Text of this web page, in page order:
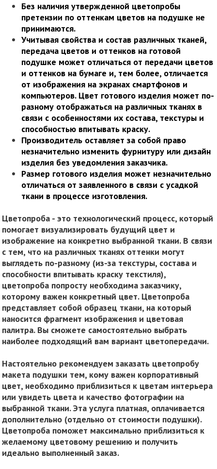
Без наличия утвержденной цветопробы
претензии по оттенкам цветов на подушке не
принимаются.
Учитывая свойства и состав различных тканей,
передача цветов и оттенков на готовой
подушке может отличаться от передачи цветов
и оттенков на бумаге и, тем более, отличается
от изображения на экранах смартфонов и
компьютеров. Цвет готового изделия может по-
разному отображаться на различных тканях в
связи с особенностями их состава, текстуры и
способностью впитывать краску.
Производитель оставляет за собой право
незначительно изменить фурнитуру или дизайн
изделия без уведомления заказчика.
Размер готового изделия может незначительно
отличаться от заявленного в связи с усадкой
ткани в процессе изготовления.
Цветопроба - это технологический процесс, который
помогает визуализировать будущий цвет и
изображение на конкретно выбранной ткани. В связи
с тем, что на различных тканях оттенки могут
выглядеть по-разному (из-за текстуры, состава и
способности впитывать краску текстиля),
цветопроба попросту необходима заказчику,
которому важен конкретный цвет. Цветопроба
представляет собой образец ткани, на который
наносится фрагмент изображения и цветовая
палитра. Вы сможете самостоятельно выбрать
наиболее подходящий вам вариант цветопередачи.
Настоятельно рекомендуем заказать цветопробу
макета подушки тем, кому важен корпоративный
цвет, необходимо приблизиться к цветам интерьера
или увидеть цвета и качество фотографии на
выбранной ткани. Эта услуга платная, оплачивается
дополнительно (отдельно от стоимости подушки).
Цветопроба поможет максимально приблизиться к
желаемому цветовому решению и получить
идеально выполненный заказ.